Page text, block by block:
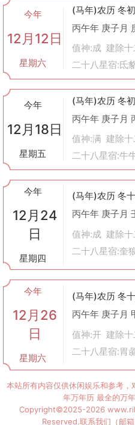
今年
12月12日
星期六
(马年)农历 冬
丙午年 庚子月
值神:成 建除十
二十八星宿:氐
今年
12月18日
星期五
(马年)农历 冬
丙午年 庚子月
值神:满 建除十
二十八星宿:牛
今年
12月24
日
星期四
(马年)农历 冬
丙午年 庚子月
值神:成 建除十
二十八星宿:奎
今年
12月26
日
星期六
(马年)农历 冬
丙午年 庚子月
值神:开 建除十
二十八星宿:胃
本站所有内容仅供休闲娱乐和参考，
年万年历 最全的万
Copyright©2025-2026
Reserved.联系我们（邮